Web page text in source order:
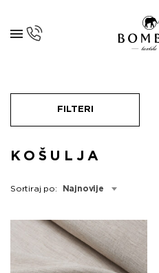
FILTERI
KOŠULJA
Sortiraj po: Najnovije